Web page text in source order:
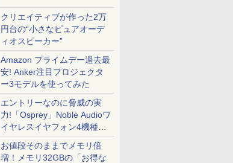
クリエイティブが作った2万
円台の“小さなピュアオーデ
ィオスピーカー”
Amazon プライムデー過去最
安! Anker注目プロジェクタ
ー3モデルを使ってみた
エントリーなのに脅威の実
力!「Osprey」Noble Audioワ
イヤレスイヤフォン4機種を
一気に聴く
お値段そのままでメモリ倍
増！メモリ32GBの「お得な